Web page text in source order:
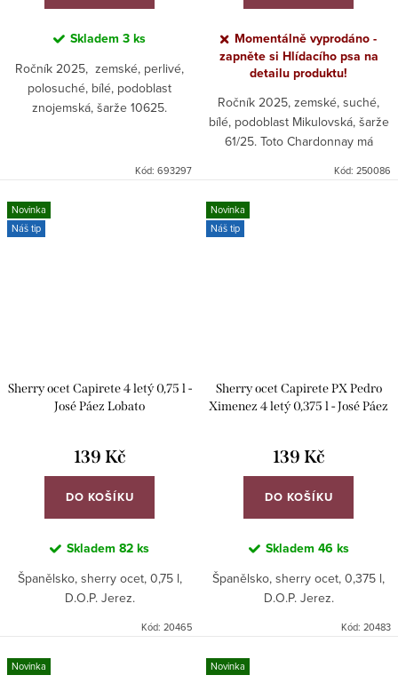
Skladem 3 ks
Ročník 2025, zemské, perlivé,
polosuché, bílé, podoblast
znojemská, šarže 10625.
Kód: 693297
Momentálně vyprodáno -
zapněte si Hlídacího psa na
detailu produktu!
Ročník 2025, zemské, suché,
bílé, podoblast Mikulovská, šarže
61/25. Toto Chardonnay má
Kód: 250086
Novinka
Náš tip
Sherry ocet Capirete 4 letý 0,75 l -
José Páez Lobato
139 Kč
DO KOŠÍKU
Skladem 82 ks
Španělsko, sherry ocet, 0,75 l,
D.O.P. Jerez.
Kód: 20465
Novinka
Náš tip
Sherry ocet Capirete PX Pedro
Ximenez 4 letý 0,375 l - José Páez
139 Kč
DO KOŠÍKU
Skladem 46 ks
Španělsko, sherry ocet, 0,375 l,
D.O.P. Jerez.
Kód: 20483
Novinka Novinka